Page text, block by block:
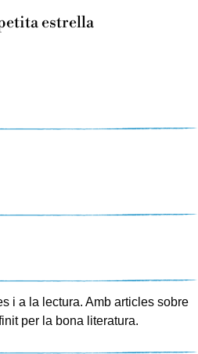
estrella
i a la lectura. Amb articles sobre
per la bona literatura.